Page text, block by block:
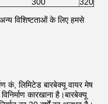
विशिष्टताओं के लिए हमसे
कं, लिमिटेड बारबेक्यू वायर मेष
कारखाना है।बारबेक्यू